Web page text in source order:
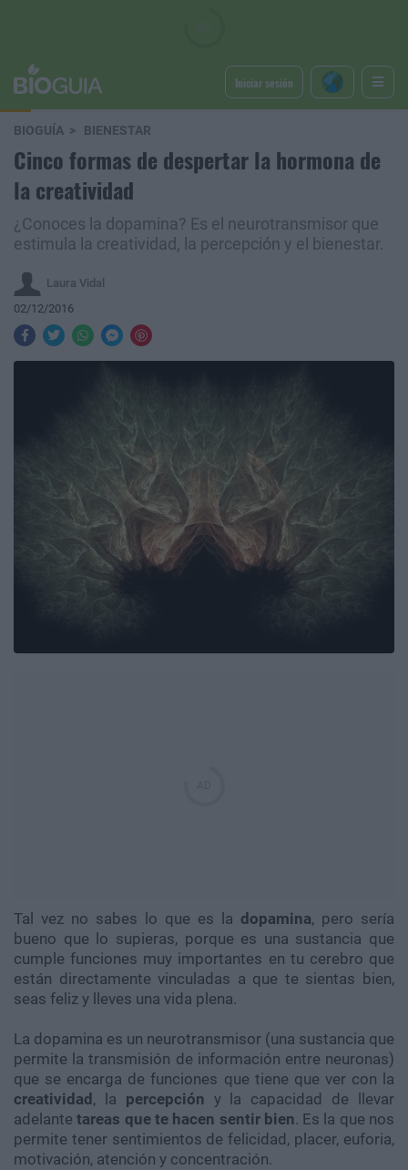
Iniciar sesión
BIOGUÍA BIENESTAR
Cinco formas de despertar la hormona de
la creatividad
¿Conoces la dopamina? Es el neurotransmisor que
estimula la creatividad, la percepción y el bienestar.
Laura Vidal
02/12/2016
Tal vez no sabes lo que es la dopamina, pero sería
bueno que lo supieras, porque es una sustancia que
cumple funciones muy importantes en tu cerebro que
están directamente vinculadas a que te sientas bien,
seas feliz y lleves una vida plena.
La dopamina es un neurotransmisor (una sustancia que
permite la transmisión de información entre neuronas)
que se encarga de funciones que tiene que ver con la
creatividad , la percepción y la capacidad de llevar
adelantetareas que te hacen sentir bien. Es la que nos
permite tener sentimientos de felicidad, placer, euforia,
motivación, atención y concentración.